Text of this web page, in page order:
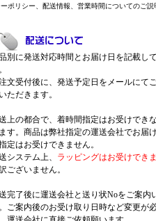
ポリシー、配送情報、営業時間についてのご説
別に発送対応時間とお届け日を記載し
文受付後に、発送予定日をメールにて
ただきます。
上の都合で、着時間指定はお受けでき
す。商品は弊社指定の運送会社でお届
定はお受けできません。
システム上、
ラッピングはお受けできま
ございません。
完了後に運送会社と送り状Noをご案内
ご案内後のお受け取り日時など変更が